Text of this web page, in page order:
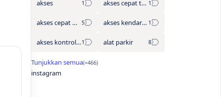
akses akses cepat tanpa antre
akses cepat wisata akses kendaraan
akses kontrol otomatis alat parkir
instagram